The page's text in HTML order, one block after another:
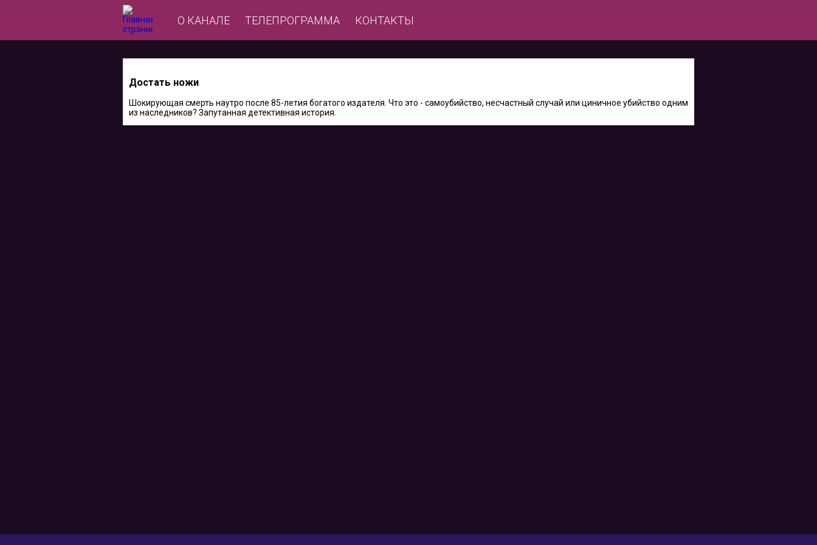
О КАНАЛЕ ТЕЛЕПРОГРАММА КОНТАКТЫ
Достать ножи
Шокирующая смерть наутро после 85-летия богатого издателя. Что это - самоубийство, несчастный случай или циничное убийство одним
из наследников? Запутанная детективная история.